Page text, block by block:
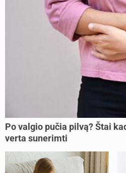
Po valgio pučia pilvą? Štai
verta sunerimti